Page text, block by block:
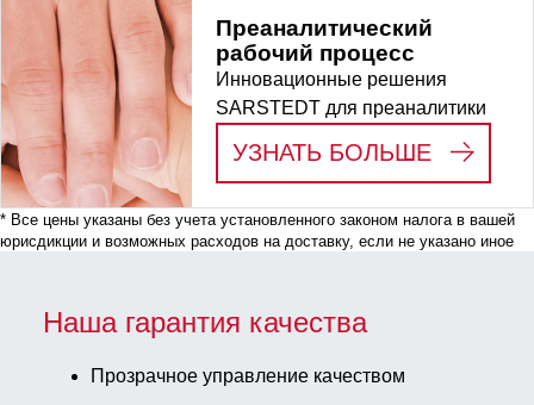
Преаналитический
рабочий процесс
Инновационные решения
SARSTEDT для преаналитики
УЗНАТЬ БОЛЬШЕ
* Все цены указаны без учета установленного законом налога в вашей
юрисдикции и возможных расходов на доставку, если не указано иное
Наша гарантия качества
Прозрачное управление качеством